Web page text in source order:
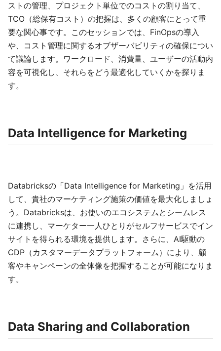
ストの管理、プロジェクト単位でのコストの割り当て、
TCO（総保有コスト）の把握は、多くの顧客にとって重
要な関心事です。このセッションでは、FinOpsの導入
や、コスト管理に関するオブザーバビリティの確保につい
て議論します。ワークロード、消費量、ユーザーの活動内
容を可視化し、それらをどう最適化していくかを探りま
す。
Data Intelligence for Marketing
Databricksの「Data Intelligence for Marketing」を活用
して、貴社のマーケティング施策の価値を最大化しましょ
う。Databricksは、お使いのエコシステムとシームレス
に連携し、マーケター一人ひとりがセルフサービスでイン
サイトを得られる環境を提供します。さらに、AI駆動の
CDP（カスタマーデータプラットフォーム）により、顧
客やキャンペーンの全体像を把握することが可能になりま
す。
Data Sharing and Collaboration